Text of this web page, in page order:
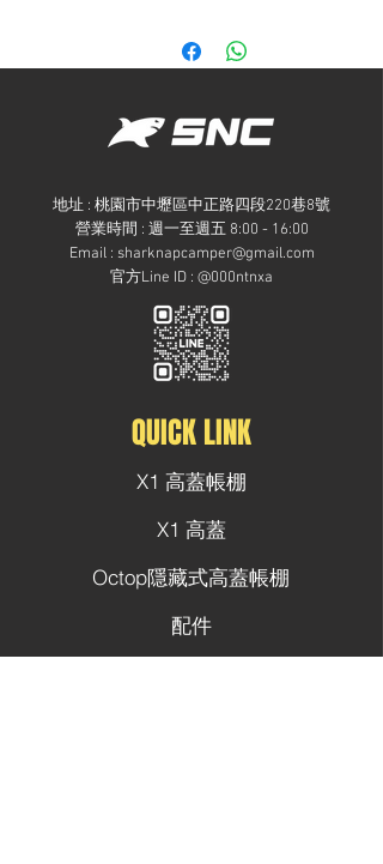
地址 : 桃園市中壢區中正路四段220巷8號
​營業時間 : 週一至週五 8:00 - 16:00
Email : sharknapcamper@gmail.com
官方Line ID : @000ntnxa
QUICK LINK
X1 高蓋帳棚
X1 高蓋
Octop隱藏式高蓋帳棚
配件